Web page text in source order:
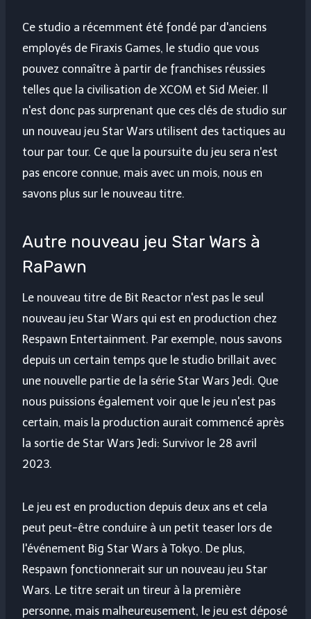
Ce studio a récemment été fondé par d'anciens
employés de Firaxis Games, le studio que vous
pouvez connaître à partir de franchises réussies
telles que la civilisation de XCOM et Sid Meier. Il
n'est donc pas surprenant que ces clés de studio sur
un nouveau jeu Star Wars utilisent des tactiques au
tour par tour. Ce que la poursuite du jeu sera n'est
pas encore connue, mais avec un mois, nous en
savons plus sur le nouveau titre.
Autre nouveau jeu Star Wars à
RaPawn
Le nouveau titre de Bit Reactor n'est pas le seul
nouveau jeu Star Wars qui est en production chez
Respawn Entertainment. Par exemple, nous savons
depuis un certain temps que le studio brillait avec
une nouvelle partie de la série Star Wars Jedi. Que
nous puissions également voir que le jeu n'est pas
certain, mais la production aurait commencé après
la sortie de Star Wars Jedi: Survivor le 28 avril
2023.
Le jeu est en production depuis deux ans et cela
peut peut-être conduire à un petit teaser lors de
l'événement Big Star Wars à Tokyo. De plus,
Respawn fonctionnerait sur un nouveau jeu Star
Wars. Le titre serait un tireur à la première
personne, mais malheureusement, le jeu est déposé